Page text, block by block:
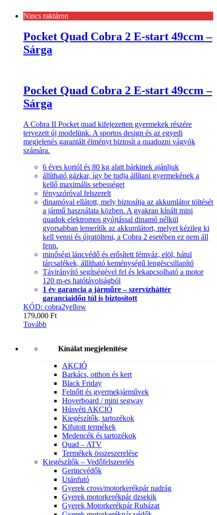
Nincs raktáron
Pocket Quad Cobra 2 E-start 49ccm –
Sárga
Pocket Quad Cobra 2 E-start 49ccm –
Sárga
A Cobra II Pocket quad kifejezetten gyermekek részére
tervezett új modelünk. A sportos design és az egyedi
megjelenés garantált élményt biztosít a quadozni vágyók
számára.
6 éves kortól és 80 kg alatt bárkinek ajánljuk
állítható gázkar, így be tudja állítani gyermekének a
kellő maximális sebességet
fényszóróval felszerelt
dinamóval ellátott, mely biztosítja az akkumlátor töltését
a jármű használata közben. A gyakran kínált mini
quadok elektromos gyújtással dinamó nélkül
gyorsabban lemerítík az akkumlátort, melyet kézileg ki
kell venni és újratölteni, a Cobra 2 esetében ez nem áll
fenn.
minőségi láncvédő és erősített fémváz, elöl, hátul
tárcsafékek, állítható keménységű lengéscsillapító
Távirányító segítségével fel és lekapcsolható a motor
120 m-es hatótávolságból
1 év garancia a járműre – szervízháttér
garanciaidőn túl is biztosított
KÓD: cobra2yellow
179,000 Ft
Tovább
Kínálat megjelenítése
AKCIÓ
Barkács, otthon és kert
Black Friday
Felnőtt és gyermekjárművek
Hoverboard / mini segway
Húsvéti AKCIÓ
Kiegészítők, tartozékok
Kifutott termékek
Medencék és tartozékok
Quad – ATV
Termékek összeszerelése
Kiegészítők – Vedőfelszerelés
Gerincvédők
Utánfutó
Gyerek cross/motorkerékpár nadrág
Gyerek motorkerékpár dzsekik
Gyerek Motorkerékpár Ruházat